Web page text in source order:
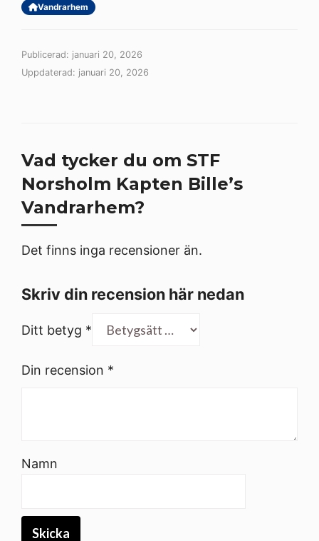
Vandrarhem
Publicerad: januari 20, 2026
Uppdaterad: januari 20, 2026
Vad tycker du om STF
Norsholm Kapten Bille’s
Vandrarhem?
Det finns inga recensioner än.
Skriv din recension här nedan
Ditt betyg *
Din recension *
Namn